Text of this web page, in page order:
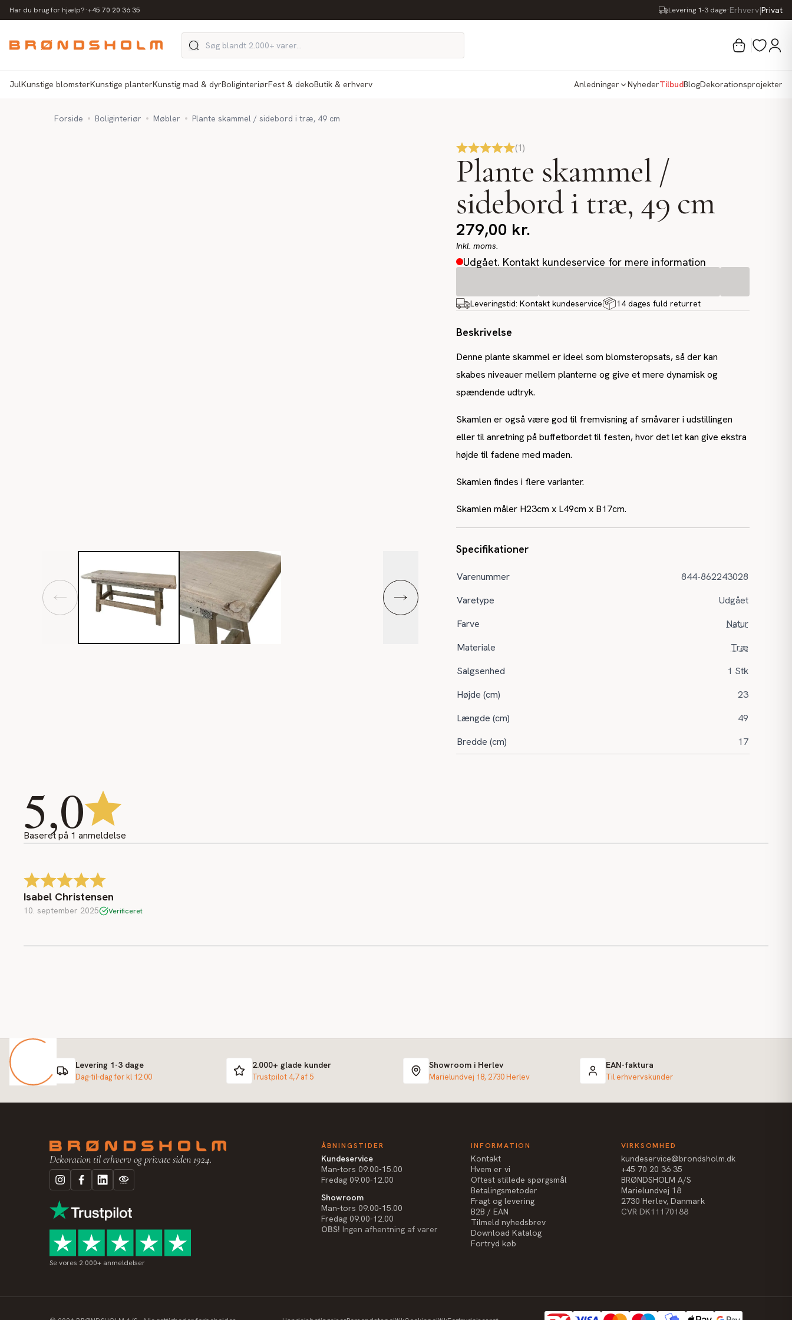
Har du brug for hjælp?·+45 70 20 36 35 Levering 1-3 dage·Erhverv|Privat
JulKunstige blomsterKunstige planterKunstig mad & dyrBoliginteriørFest & dekoButik & erhverv Anledninger NyhederTilbudBlogDekorationsprojekter
Forside Boliginteriør Møbler Plante skammel / sidebord i træ, 49 cm
(1)
Plante skammel /
sidebord i træ, 49 cm
279,00 kr.
Inkl. moms.
Udgået. Kontakt kundeservice for mere information
Leveringstid:Kontakt kundeservice 14 dages fuld returret
Beskrivelse
Denne plante skammel er ideel som blomsteropsats, så der kan
skabes niveauer mellem planterne og give et mere dynamisk og
spændende udtryk.
Skamlen er også være god til fremvisning af småvarer i udstillingen
eller til anretning på buffetbordet til festen, hvor det let kan give ekstra
højde til fadene med maden.
Skamlen findes i flere varianter.
Skamlen måler H23cm x L49cm x B17cm.
Specifikationer
Varenummer
844-862243028
Varetype
Udgået
Farve
Natur
Materiale
Træ
Salgsenhed
1 Stk
Højde (cm)
23
Længde (cm)
49
Bredde (cm)
17
5,0
Baseret på 1 anmeldelse
Isabel Christensen
10. september 2025 Verificeret
Levering 1-3 dage
Dag-til-dag før kl 12:00
2.000+ glade kunder
Trustpilot 4,7 af 5
Showroom i Herlev
Marielundvej 18, 2730 Herlev
EAN-faktura
Til erhvervskunder
Dekoration til erhverv og private siden 1924.
Se vores 2.000+ anmeldelser
ÅBNINGSTIDER
Kundeservice
Man-tors 09.00-15.00
Fredag 09.00-12.00
Showroom
Man-tors 09.00-15.00
Fredag 09.00-12.00
OBS! Ingen afhentning af varer
INFORMATION
Kontakt
Hvem er vi
Oftest stillede spørgsmål
Betalingsmetoder
Fragt og levering
B2B / EAN
Tilmeld nyhedsbrev
Download Katalog
Fortryd køb
VIRKSOMHED
kundeservice@brondsholm.dk
+45 70 20 36 35
BRØNDSHOLM A/S
Marielundvej 18
2730 Herlev, Danmark
CVR DK11170188